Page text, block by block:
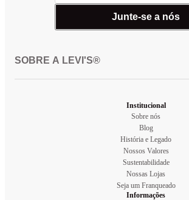
Junte-se a nós
SOBRE A LEVI'S®
Institucional
Sobre nós
Blog
História e Legado
Nossos Valores
Sustentabilidade
Nossas Lojas
Seja um Franqueado
Informações